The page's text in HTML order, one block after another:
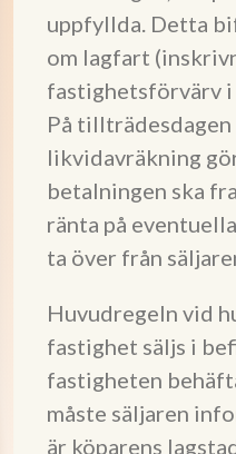
uppfyllda. Detta
om lagfart
fastighetsförvärv
På tillträdesdagen
likvidavräkning
betalningen ska
ränta på
ta över från
Huvudregeln vid
fastighet säljs i
fastigheten
måste säljaren
är köparens